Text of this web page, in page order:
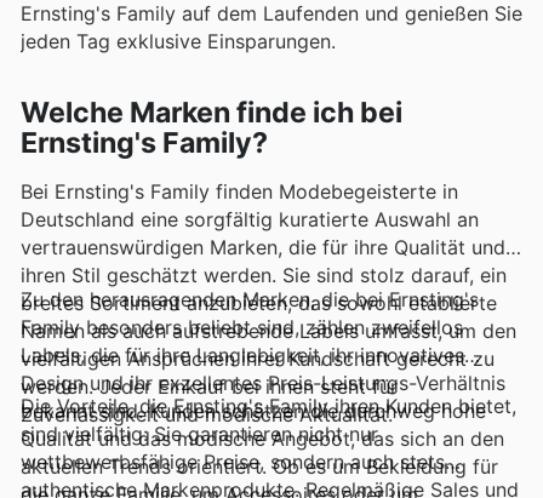
Ernsting's Family auf dem Laufenden und genießen Sie
jeden Tag exklusive Einsparungen.
Welche Marken finde ich bei
Ernsting's Family?
Bei Ernsting's Family finden Modebegeisterte in
Deutschland eine sorgfältig kuratierte Auswahl an
vertrauenswürdigen Marken, die für ihre Qualität und
ihren Stil geschätzt werden. Sie sind stolz darauf, ein
breites Sortiment anzubieten, das sowohl etablierte
Namen als auch aufstrebende Labels umfasst, um den
vielfältigen Ansprüchen ihrer Kundschaft gerecht zu
werden. Jeder Einkauf bei ihnen steht für
Zuverlässigkeit und modische Aktualität.
Zu den herausragenden Marken, die bei Ernsting's
Family besonders beliebt sind, zählen zweifellos
Labels, die für ihre Langlebigkeit, ihr innovatives
Design und ihr exzellentes Preis-Leistungs-Verhältnis
bekannt sind. Kunden schätzen die durchweg hohe
Qualität und das modische Angebot, das sich an den
aktuellen Trends orientiert. Ob es um Bekleidung für
Die Vorteile, die Ernsting's Family ihren Kunden bietet,
sind vielfältig: Sie garantieren nicht nur
wettbewerbsfähige Preise, sondern auch stets
authentische Markenprodukte. Regelmäßige Sales und